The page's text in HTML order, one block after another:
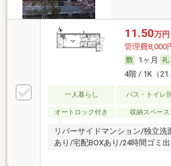
11.50万円
管理費8,000
1ヶ月
4階 / 1K（
一人暮らし バス・トイレ別
オートロック付き
収納スペース
リバーサイドマンション/独立
あり/宅配BOXあり/24時間ゴミ